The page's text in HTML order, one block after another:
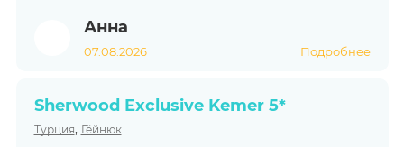
Анна
07.08.2026 Подробнее
Sherwood Exclusive Kemer 5*
Турция, Гёйнюк